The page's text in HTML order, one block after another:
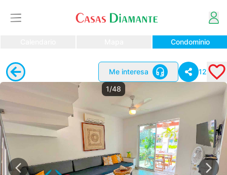
Condominio
Me interesa
12
1/48